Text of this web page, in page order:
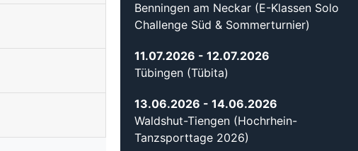
Benningen am Neckar (E-Klassen Solo
Challenge Süd & Sommerturnier)
11.07.2026 - 12.07.2026
Tübingen (Tübita)
13.06.2026 - 14.06.2026
Waldshut-Tiengen (Hochrhein-
Tanzsporttage 2026)